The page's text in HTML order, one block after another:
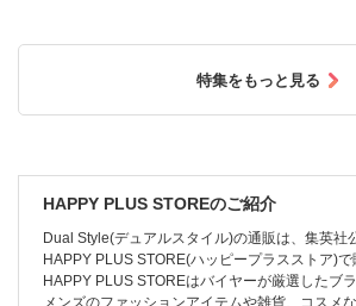
特集をもっと見る
HAPPY PLUS STOREのご紹介
Dual Style(デュアルスタイル)の通販は、集英社
HAPPY PLUS STORE(ハッピープラスストア)で
HAPPY PLUS STOREはバイヤーが厳選したブ